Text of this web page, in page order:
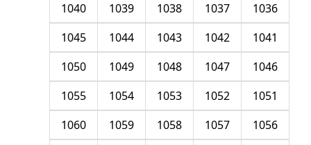
1036
1037
1038
1039
1040
1041
1042
1043
1044
1045
1046
1047
1048
1049
1050
1051
1052
1053
1054
1055
1056
1057
1058
1059
1060